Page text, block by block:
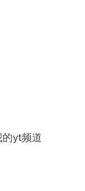
的yt频道